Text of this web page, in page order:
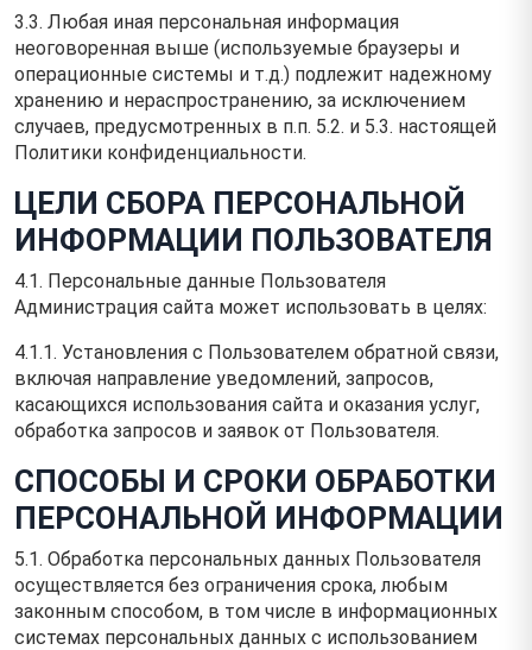
3.3. Любая иная персональная информация
неоговоренная выше (используемые браузеры и
операционные системы и т.д.) подлежит надежному
хранению и нераспространению, за исключением
случаев, предусмотренных в п.п. 5.2. и 5.3. настоящей
Политики конфиденциальности.
ЦЕЛИ СБОРА ПЕРСОНАЛЬНОЙ
ИНФОРМАЦИИ ПОЛЬЗОВАТЕЛЯ
4.1. Персональные данные Пользователя
Администрация сайта может использовать в целях:
4.1.1. Установления с Пользователем обратной связи,
включая направление уведомлений, запросов,
касающихся использования сайта и оказания услуг,
обработка запросов и заявок от Пользователя.
СПОСОБЫ И СРОКИ ОБРАБОТКИ
ПЕРСОНАЛЬНОЙ ИНФОРМАЦИИ
5.1. Обработка персональных данных Пользователя
осуществляется без ограничения срока, любым
законным способом, в том числе в информационных
системах персональных данных с использованием